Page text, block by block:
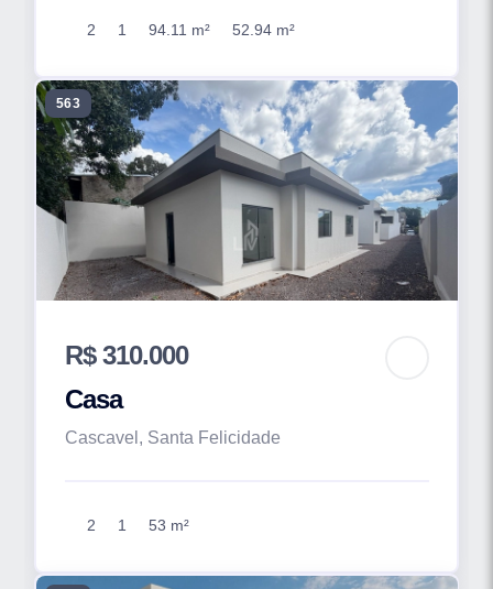
2 1 94.11 m² 52.94 m²
563
R$ 310.000
Casa
Cascavel, Santa Felicidade
2 1 53 m²